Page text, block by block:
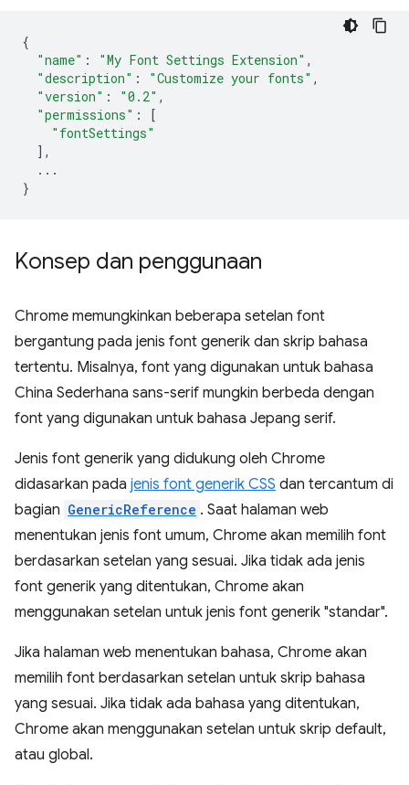
{
"name" : "My Font Settings Extension" ,
"description" : "Customize your fonts" ,
"version" : "0.2" ,
"permissions" :
[
"fontSettings"
],
...
}
Konsep dan penggunaan
Chrome memungkinkan beberapa setelan font
bergantung pada jenis font generik dan skrip bahasa
tertentu. Misalnya, font yang digunakan untuk bahasa
China Sederhana sans-serif mungkin berbeda dengan
font yang digunakan untuk bahasa Jepang serif.
Jenis font generik yang didukung oleh Chrome
didasarkan pada jenis font generik CSS dan tercantum di
bagian GenericReference . Saat halaman web
menentukan jenis font umum, Chrome akan memilih font
berdasarkan setelan yang sesuai. Jika tidak ada jenis
font generik yang ditentukan, Chrome akan
menggunakan setelan untuk jenis font generik "standar".
Jika halaman web menentukan bahasa, Chrome akan
memilih font berdasarkan setelan untuk skrip bahasa
yang sesuai. Jika tidak ada bahasa yang ditentukan,
Chrome akan menggunakan setelan untuk skrip default,
atau global.